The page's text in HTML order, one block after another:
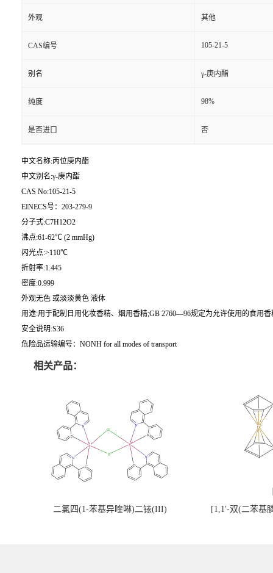
外观 其他
CAS编号 105-21-5
别名 γ-庚内酯
纯度 98%
是否进口 否
中文名称:丙位庚内酯
中文别名:γ-庚内酯
CAS No:105-21-5
EINECS号：203-279-9
分子式:C7H12O2
沸点:61-62℃ (2 mmHg)
闪光点:>110℃
折射率:1.445
密度:0.999
外观无色 或淡淡黄色 液体
用途:用于配制日用化妆香精、烟用香精;GB 2760—96规定为允许使用的食用
安全说明:S36
危险品运输编号：NONH for all modes of transport
相关产品：
二氯四(1-苯基异喹啉)二铱(III) [1,1'-双(二苯基